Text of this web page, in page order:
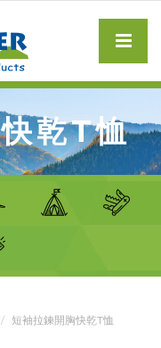
乾T恤
短袖拉鍊開胸快乾T恤